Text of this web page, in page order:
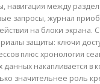
навигация между
запросы, журнал
на блоки экрана.
защиты: ключи
плюс хронология
данных накапливается в
значительнее роль